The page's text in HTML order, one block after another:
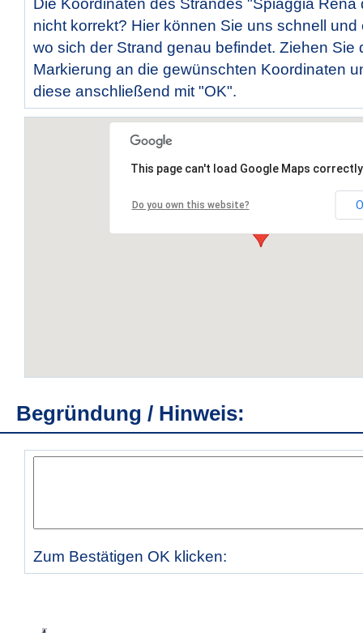
Die Koordinaten des Strandes "Spiaggia Rena
nicht korrekt? Hier können Sie uns schnell und
wo sich der Strand genau befindet. Ziehen Sie
Markierung an die gewünschten Koordinaten
diese anschließend mit "OK".
This page can't load Google Maps
Do you own this website?
Begründung / Hinweis:
Zum Bestätigen OK klicken: